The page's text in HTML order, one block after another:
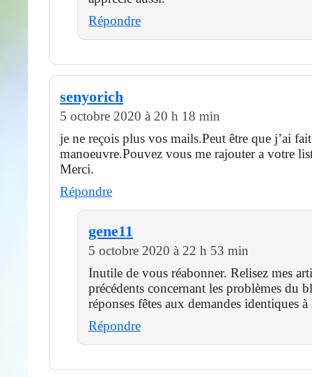
Répondre
senyorich
5 octobre 2020 à 20 h 18 min
je ne reçois plus vos mails.Peut être que j’ai
manoeuvre.Pouvez vous me rajouter a votre
Merci.
Répondre
gene11
5 octobre 2020 à 22 h 53 min
Inutile de vous réabonner. Relisez mes
précédents concernant les problèmes du
réponses fêtes aux demandes identiques
Répondre